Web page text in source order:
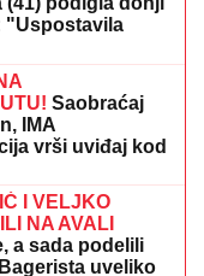
"Uspostavila
Saobraćaj
IMA
vrši uviđaj kod
I VELJKO
NA AVALI
a sada podelili
uveliko